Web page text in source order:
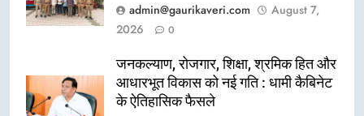
admin@gaurikaveri.com
August 7,
2026
0
जनकल्याण, रोजगार, शिक्षा, श्रमिक हित और
आधारभूत विकास को नई गति : धामी कैबिनेट
के ऐतिहासिक फैसले